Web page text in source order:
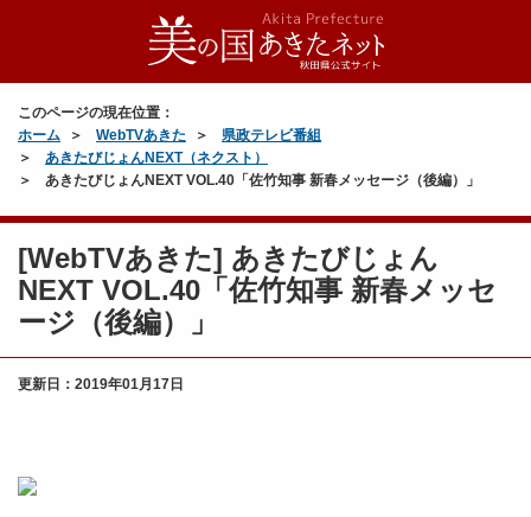
このページの現在位置：
ホーム
WebTVあきた
県政テレビ番組
あきたびじょんNEXT（ネクスト）
あきたびじょんNEXT VOL.40「佐竹知事 新春メッセージ（後編）」
[WebTVあきた] あきたびじょん
NEXT VOL.40「佐竹知事 新春メッセ
ージ（後編）」
更新日： 2019年01月17日